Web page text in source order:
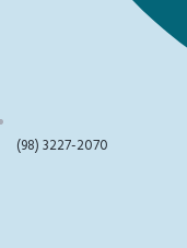
(98) 3227-2070